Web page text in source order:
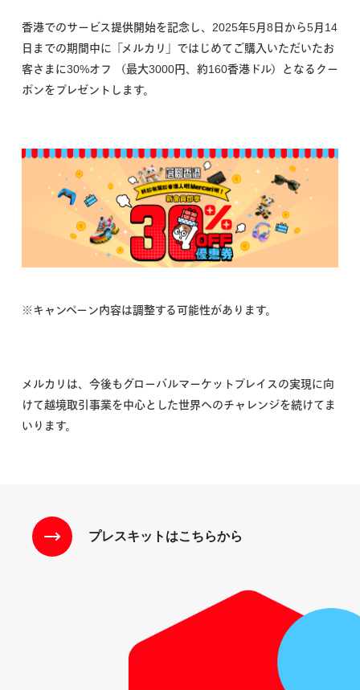
香港でのサービス提供開始を記念し、2025年5月8日から5月14
日までの期間中に「メルカリ」ではじめてご購入いただいたお
客さまに30%オフ （最大3000円、約160香港ドル）となるクー
ポンをプレゼントします。
※キャンペーン内容は調整する可能性があります。
メルカリは、今後もグローバルマーケットプレイスの実現に向
けて越境取引事業を中心とした世界へのチャレンジを続けてま
いります。
プレスキットはこちらから